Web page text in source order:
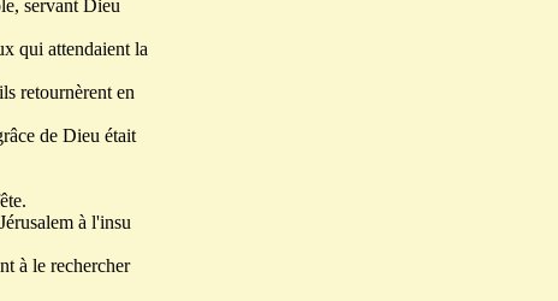
servant Dieu
qui attendaient la
retournèrent en
de Dieu était
à l'insu
à le rechercher